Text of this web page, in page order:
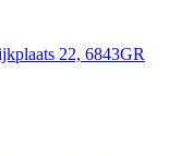
22, 6843GR